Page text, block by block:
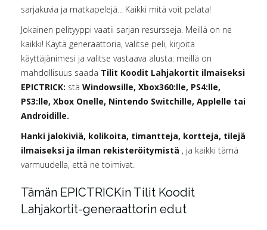
sarjakuvia ja matkapelejä... Kaikki mitä voit pelata!
Jokainen pelityyppi vaatii sarjan resursseja. Meillä on ne
kaikki! Käytä generaattoria, valitse peli, kirjoita
käyttäjänimesi ja valitse vastaava alusta: meillä on
mahdollisuus saada Tilit Koodit Lahjakortit ilmaiseksi
EPICTRICK: stä Windowsille, Xbox360:lle, PS4:lle,
PS3:lle, Xbox Onelle, Nintendo Switchille, Applelle tai
Androidille.
Hanki jalokiviä, kolikoita, timantteja, kortteja, tilejä
ilmaiseksi ja ilman rekisteröitymistä , ja kaikki tämä
varmuudella, että ne toimivat.
Tämän EPICTRICKin Tilit Koodit
Lahjakortit-generaattorin edut